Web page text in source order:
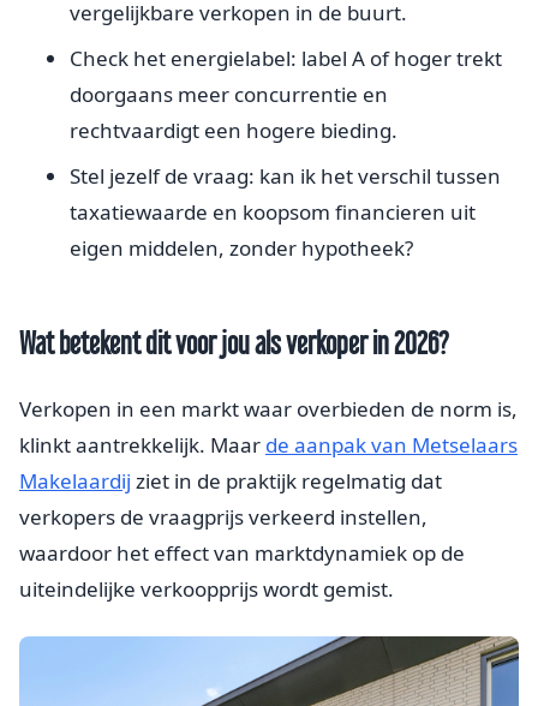
vergelijkbare verkopen in de buurt.
Check het energielabel: label A of hoger trekt
doorgaans meer concurrentie en
rechtvaardigt een hogere bieding.
Stel jezelf de vraag: kan ik het verschil tussen
taxatiewaarde en koopsom financieren uit
eigen middelen, zonder hypotheek?
Wat betekent dit voor jou als verkoper in 2026?
Verkopen in een markt waar overbieden de norm is,
klinkt aantrekkelijk. Maar de aanpak van Metselaars
Makelaardij ziet in de praktijk regelmatig dat
verkopers de vraagprijs verkeerd instellen,
waardoor het effect van marktdynamiek op de
uiteindelijke verkoopprijs wordt gemist.